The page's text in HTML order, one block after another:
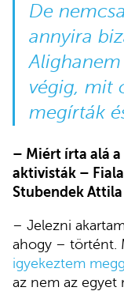
De
annyira
végig, mit
megírták
– Miért írta alá
aktivisták –
Stubendek
– Jelezni
ahogy – történt.
igyekeztem
az nem az egyet